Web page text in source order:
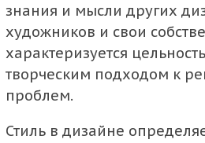
знания и мысли других
художников и свои
характеризуется
творческим подходом к
проблем.
Стиль в дизайне